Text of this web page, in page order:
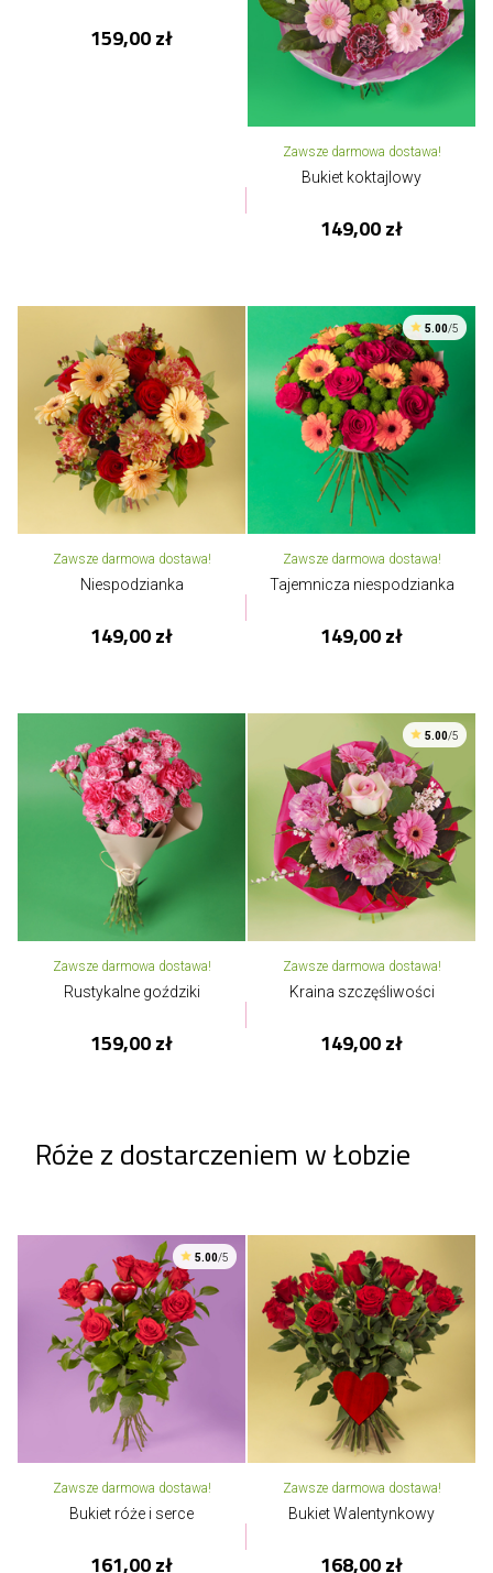
159,00 zł
Zawsze darmowa dostawa!
Bukiet koktajlowy
149,00 zł
Zawsze darmowa dostawa!
Niespodzianka
149,00 zł
5.00/5
Zawsze darmowa dostawa!
Tajemnicza niespodzianka
149,00 zł
Zawsze darmowa dostawa!
Rustykalne goździki
159,00 zł
5.00/5
Zawsze darmowa dostawa!
Kraina szczęśliwości
149,00 zł
Róże z dostarczeniem w Łobzie
5.00/5
Zawsze darmowa dostawa!
Bukiet róże i serce
161,00 zł
Zawsze darmowa dostawa!
Bukiet Walentynkowy
168,00 zł